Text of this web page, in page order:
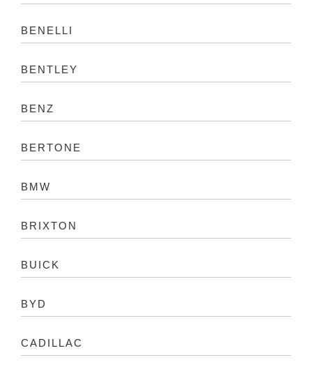
BENELLI
BENTLEY
BENZ
BERTONE
BMW
BRIXTON
BUICK
BYD
CADILLAC